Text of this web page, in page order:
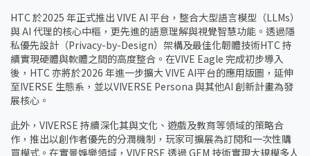
HTC 於2025 年正式推出 VIVE AI 平台，整合大型語言模型（LLMs）
與 AI 代理的核心中樞，更先進的語意理解與視覺智慧功能。透過隱
私優先設計（Privacy-by-Design）架構及最佳化韌體技術HTC 持
續實現硬體與軟體之間的高度整合。在VIVE Eagle 完成初步導入
後，HTC 亦將於2026 年進一步擴大 VIVE AI平台的應用版圖，延伸
至IVERSE 生態系，並以VIVERSE Persona 與其他AI 創新計畫為發
展核心。
此外，VIVERSE 持續深化其與文化、遊戲及教育等領域的策略合
作，推出以創作者優先的分潤機制，玩家可擴展為訂閱和一次性購
買模式。在實景娛樂領域，VIVERSE 透過 GEM 技術實現大規模多人